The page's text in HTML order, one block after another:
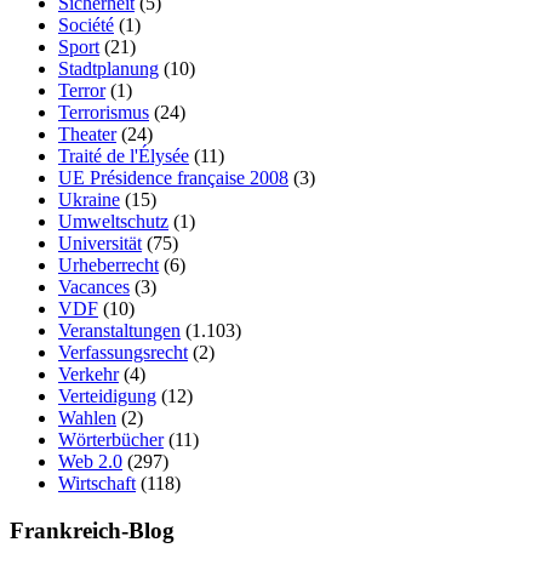
Société (1)
Sport (21)
Stadtplanung (10)
Terror(1)
Terrorismus (24)
Theater(24)
Traité de l'Élysée (11)
UE Présidence française 2008 (3)
Ukraine (15)
Umweltschutz (1)
Universität (75)
Urheberrecht (6)
Vacances (3)
VDF (10)
Veranstaltungen (1.103)
Verfassungsrecht (2)
Verkehr(4)
Verteidigung (12)
Wahlen (2)
Wörterbücher(11)
Web 2.0 (297)
Wirtschaft (118)
Frankreich-Blog